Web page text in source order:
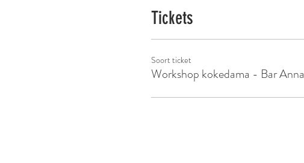
Tickets
Soort ticket
Workshop kokedama - Bar Anna